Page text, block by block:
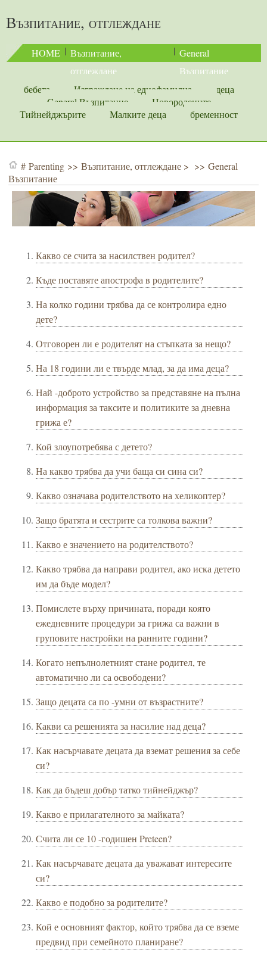
Възпитание, отглеждане
HOME
Възпитание,
отглеждане
General
Възпитание
бебета
Изграждане на еднофамилна
деца
General Възпитание
Новородените
Тийнейджърите
Малките деца бременност
#Parenting >>Възпитание, отглеждане > >>General
Възпитание
Какво се счита за насилствен родител?
Къде поставяте апострофа в родителите?
На колко години трябва да се контролира едно
дете?
Отговорен ли е родителят на стъпката за нещо?
На 18 години ли е твърде млад, за да има деца?
Най -доброто устройство за представяне на пълна
информация за таксите и политиките за дневна
грижа е?
Кой злоупотребява с детето?
На какво трябва да учи баща си сина си?
Какво означава родителството на хеликоптер?
Защо братята и сестрите са толкова важни?
Какво е значението на родителството?
Какво трябва да направи родител, ако иска детето
им да бъде модел?
Помислете върху причината, поради която
ежедневните процедури за грижа са важни в
груповите настройки на ранните години?
Когато непълнолетният стане родител, те
автоматично ли са освободени?
Защо децата са по -умни от възрастните?
Какви са решенията за насилие над деца?
Как насърчавате децата да вземат решения за себе
си?
Как да бъдеш добър татко тийнейджър?
Какво е прилагателното за майката?
Счита ли се 10 -годишен Preteen?
Как насърчавате децата да уважават интересите
си?
Какво е подобно за родителите?
Кой е основният фактор, който трябва да се вземе
предвид при семейното планиране?